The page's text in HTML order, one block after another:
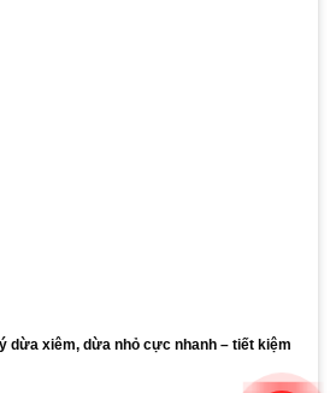
dừa xiêm, dừa nhỏ cực nhanh – tiết kiệm